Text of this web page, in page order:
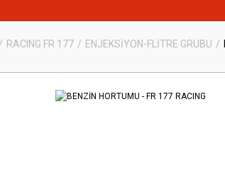
RACING FR 177 ENJEKSİYON-FLİTRE GRUBU